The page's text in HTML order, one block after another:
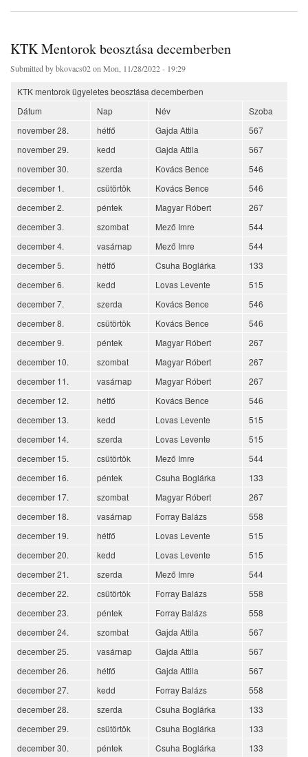
KTK Mentorok beosztása decemberben
Submitted bybkovacs02on Mon, 11/28/2022 - 19:29
KTK mentorok ügyeletes beosztása decemberben
Dátum
Nap Név
Szoba
november 28.
hétfő Gajda Attila
567
november 29.
kedd Gajda Attila
567
november 30.
szerda Kovács Bence
546
december 1.
csütörtök Kovács Bence
546
december 2.
péntek Magyar Róbert
267
december 3.
szombat Mező Imre
544
december 4.
vasárnap Mező Imre
544
december 5.
hétfő Csuha Boglárka
133
december 6.
kedd Lovas Levente
515
december 7.
szerda Kovács Bence
546
december 8.
csütörtök Kovács Bence
546
december 9.
péntek Magyar Róbert
267
december 10.
szombat Magyar Róbert
267
december 11.
vasárnap Magyar Róbert
267
december 12.
hétfő Kovács Bence
546
december 13.
kedd Lovas Levente
515
december 14.
szerda Lovas Levente
515
december 15.
csütörtök Mező Imre
544
december 16.
péntek Csuha Boglárka
133
december 17.
szombat Magyar Róbert
267
december 18.
vasárnap Forray Balázs
558
december 19.
hétfő Lovas Levente
515
december 20.
kedd Lovas Levente
515
december 21.
szerda Mező Imre
544
december 22.
csütörtök Forray Balázs
558
december 23.
péntek Forray Balázs
558
december 24.
szombat Gajda Attila
567
december 25.
vasárnap Gajda Attila
567
december 26.
hétfő Gajda Attila
567
december 27.
kedd Forray Balázs
558
december 28.
szerda Csuha Boglárka
133
december 29.
csütörtök Csuha Boglárka
133
december 30.
péntek Csuha Boglárka
133